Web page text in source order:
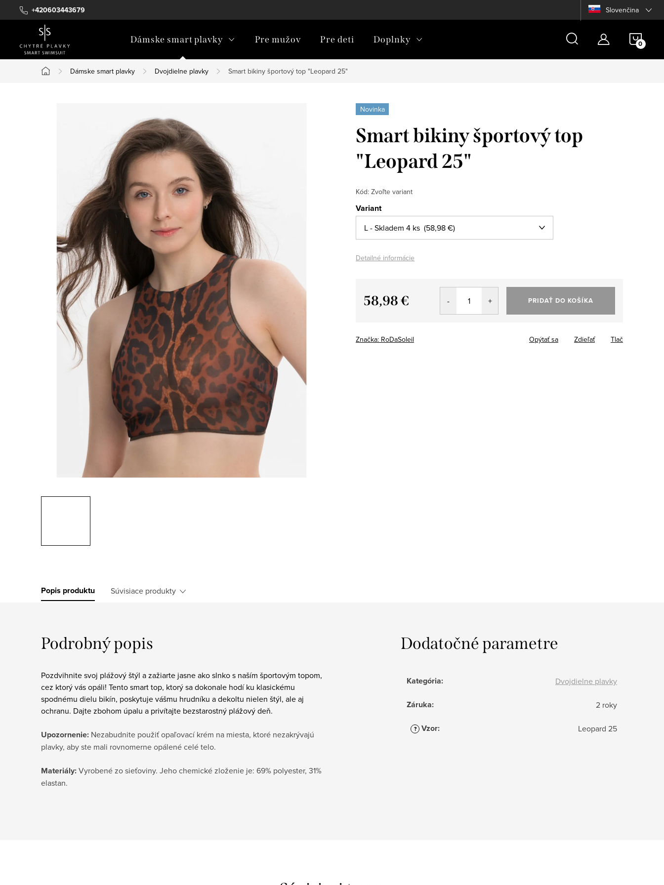
na
+420603443679 Slovenčina
Dámske smart plavky Pre mužov Pre deti Doplnky
Domov
Dámske smart plavky Dvojdielne plavky Smart bikiny športový top "Leopard 25"
Novinka
Smart bikiny športový top
"Leopard 25"
Kód: Zvoľte variant
Variant
Detailné informácie
58,98 € PRIDAŤ DO KOŠÍKA
Značka: RoDaSoleil Tlač
Opýtať sa Zdieľať
Popis produktu Súvisiace produkty
Podrobný popis
Pozdvihnite svoj plážový štýl a zažiarte jasne ako slnko s naším športovým topom,
cez ktorý vás opáli! Tento smart top, ktorý sa dokonale hodí ku klasickému
spodnému dielu bikín, poskytuje vášmu hrudníku a dekoltu nielen štýl, ale aj
ochranu. Dajte zbohom úpalu a privítajte bezstarostný plážový deň.
Upozornenie: Nezabudnite použiť opaľovací krém na miesta, ktoré nezakrývajú
plavky, aby ste mali rovnomerne opálené celé telo.
Materiály:Vyrobené zo sieťoviny. Jeho chemické zloženie je: 69% polyester, 31%
elastan.
Dodatočné parametre
Kategória: Dvojdielne plavky
Záruka: 2 roky
? Vzor: Leopard 25